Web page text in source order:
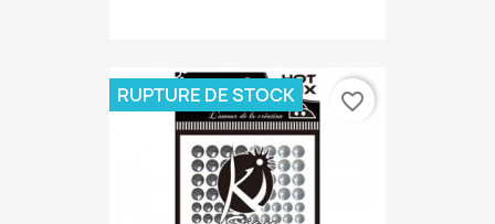
RUPTURE DE STOCK favorite_border